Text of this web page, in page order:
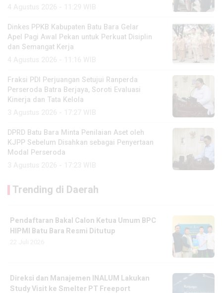
Dinkes PPKB Kabupaten Batu Bara Gelar
Apel Pagi Awal Pekan untuk Perkuat Disiplin
dan Semangat Kerja
Fraksi PDI Perjuangan Setujui Ranperda
Perseroda Batra Berjaya, Soroti Evaluasi
Kinerja dan Tata Kelola
DPRD Batu Bara Minta Penilaian Aset oleh
KJPP Sebelum Disahkan sebagai Penyertaan
Modal Perseroda
Trending di Daerah
Pendaftaran Bakal Calon Ketua Umum BPC
HIPMI Batu Bara Resmi Ditutup
Direksi dan Manajemen INALUM Lakukan
Study Visit ke Smelter PT Freeport